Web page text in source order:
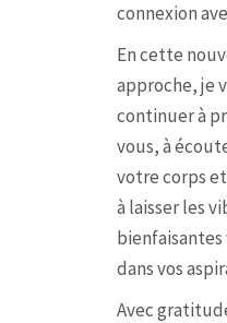
connexion
En cette
approche, je
continuer à
vous, à
votre corps
à laisser les
bienfaisantes
dans vos
Avec